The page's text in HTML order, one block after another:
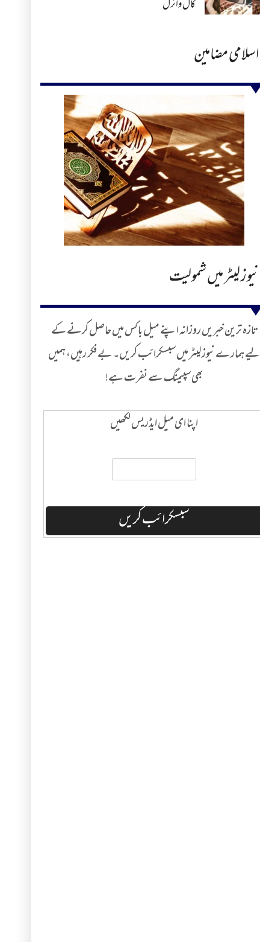
کال وائرل
اسلامی مضامین
نیوز لیٹر میں شمولیت
تازہ ترین خبریں روزانہ اپنے میل باکس میں حاصل کرنے کے
لیے ہمارے نیوز لیٹر میں سبسکرائب کریں۔ بے فکر رہیں، ہمیں
بھی سپیمنگ سے نفرت ہے!
اپنا ای میل ایڈریس لکھیں